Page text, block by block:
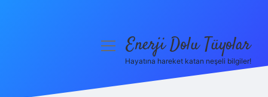
menüyüEnerji Dolu Tüyolar
Hayatına hareket katan neşeli bilgiler!